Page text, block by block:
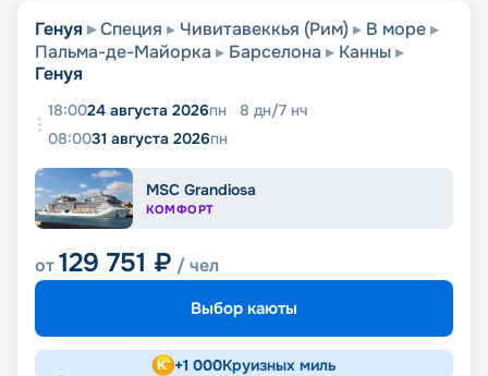
Генуя Специя Чивитавеккья (Рим)
В море
Пальма-де-Майорка
Барселона
Канны
Генуя
18:0024 августа 2026пн 8 дн/7 нч
08:0031 августа 2026пн
MSC Grandiosa
КОМФОРТ
от129 751 ₽ / чел
Выбор каюты
+1 000Круизных миль